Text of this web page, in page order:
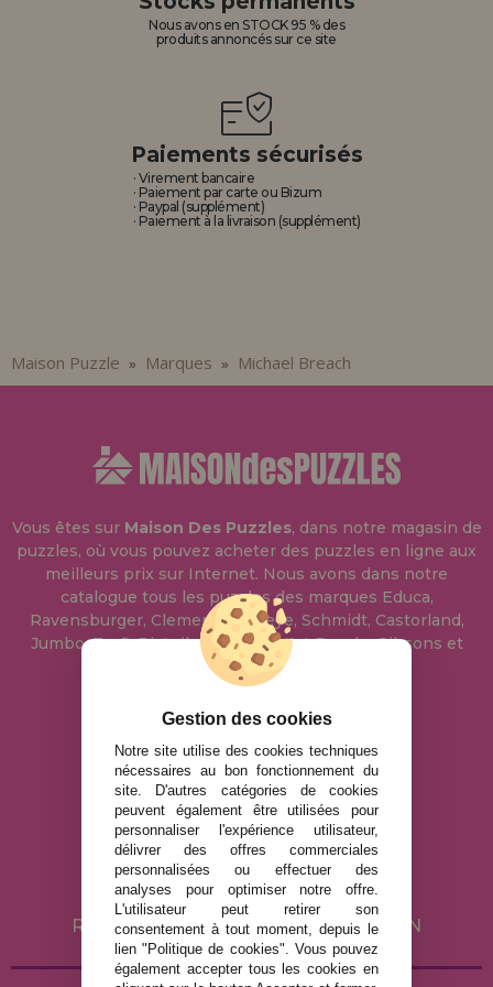
Allez-y! Nous vous attendions.
Nous avons en STOCK 95 % des
produits annoncés sur ce site
Paiements sécurisés
· Virement bancaire
· Paiement par carte ou Bizum
· Paypal (supplément)
· Paiement à la livraison (supplément)
Maison Puzzle » Marques » Michael Breach
Vous êtes sur Maison Des Puzzles, dans notre magasin de
puzzles, où vous pouvez acheter des puzzles en ligne aux
meilleurs prix sur Internet. Nous avons dans notre
catalogue tous les puzzles des marques Educa,
Ravensburger, Clementoni, Heye, Schmidt, Castorland,
Jumbo, Trefl, Piatnik, Anatolian, Art Puzzle, Gibsons et
bien d'autres.
info@maisondespuzzles.fr
MENTIONS LÉGALES
POLITIQUE DE CONFIDENTIALITÉ
POLITIQUE DE COOKIES
LIVRAISON ET RETOUR
RETOURS / DROIT DE RÉTRACTATION
Gestion des cookies
Notre site utilise des cookies techniques
nécessaires au bon fonctionnement du
site. D'autres catégories de cookies
peuvent également être utilisées pour
personnaliser l'expérience utilisateur,
délivrer des offres commerciales
personnalisées ou effectuer des
analyses pour optimiser notre offre.
L'utilisateur peut retirer son
consentement à tout moment, depuis le
lien "Politique de cookies". Vous pouvez
également accepter tous les cookies en